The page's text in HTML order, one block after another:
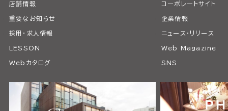
店舗情報 コーポレートサイト
重要なお知らせ 企業情報
採用・求人情報 ニュース・リリース
LESSON Web Magazine
Webカタログ SNS